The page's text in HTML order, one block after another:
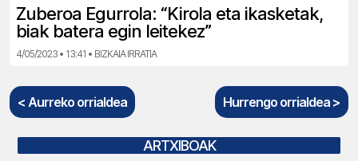
Zuberoa Egurrola: “Kirola eta ikasketak,
biak batera egin leitekez”
4/05/2023 • 13:41 • BIZKAIA IRRATIA
< Aurreko orrialdea Hurrengo orrialdea >
ARTXIBOAK